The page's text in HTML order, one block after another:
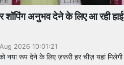
शॉपिंग अनुभव देने के लिए आ रही हाई
2026 10:01:21
को नया रूप देने के लिए ज़रूरी हर चीज़ यहां मिलेगी